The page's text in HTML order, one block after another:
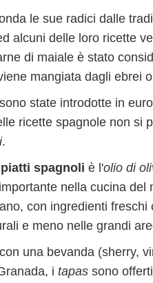
le sue radici dalle
alcuni delle loro ricette
di maiale è stato
mangiata dagli ebrei
sono state introdotte in
ricette spagnole non si
.
piatti spagnoli è l'olio di
nella cucina del
con ingredienti
e meno nelle grandi
con una bevanda (sherry,
i tapas sono